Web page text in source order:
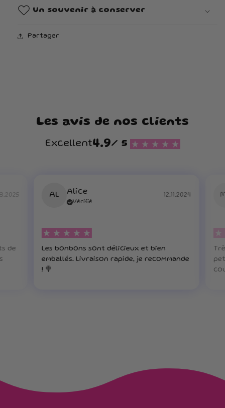
Un souvenir à conserver
Partager
Les avis de nos clients
Excellent4.9/ 5
de
AL Alice
Vérifié
12.11.2024
Les bonbons sont délicieux et bien
emballés. Livraison rapide, je recommande
! 🍭